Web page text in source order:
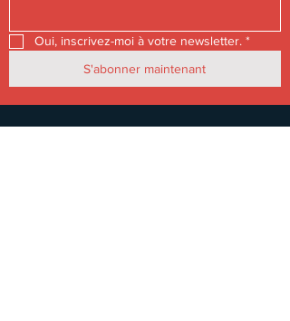
Oui, inscrivez-moi à votre newsletter. *
S'abonner maintenant